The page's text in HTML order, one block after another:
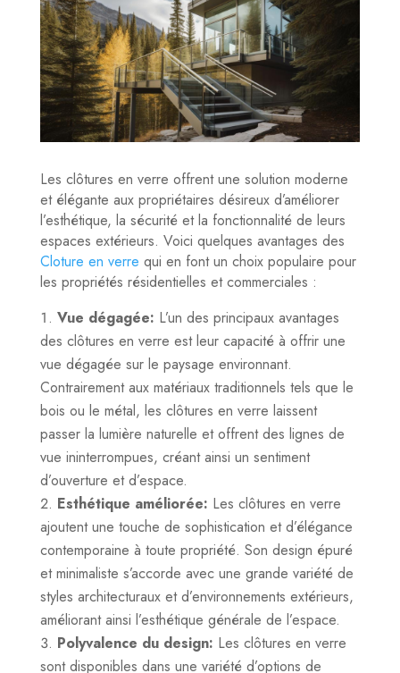
Les clôtures en verre offrent une solution moderne
et élégante aux propriétaires désireux d’améliorer
l’esthétique, la sécurité et la fonctionnalité de leurs
espaces extérieurs. Voici quelques avantages des
Cloture en verre qui en font un choix populaire pour
les propriétés résidentielles et commerciales :
Vue dégagée: L’un des principaux avantages
des clôtures en verre est leur capacité à offrir une
vue dégagée sur le paysage environnant.
Contrairement aux matériaux traditionnels tels que le
bois ou le métal, les clôtures en verre laissent
passer la lumière naturelle et offrent des lignes de
vue ininterrompues, créant ainsi un sentiment
d’ouverture et d’espace.
Esthétique améliorée: Les clôtures en verre
ajoutent une touche de sophistication et d’élégance
contemporaine à toute propriété. Son design épuré
et minimaliste s’accorde avec une grande variété de
styles architecturaux et d’environnements extérieurs,
améliorant ainsi l’esthétique générale de l’espace.
Polyvalence du design: Les clôtures en verre
sont disponibles dans une variété d’options de